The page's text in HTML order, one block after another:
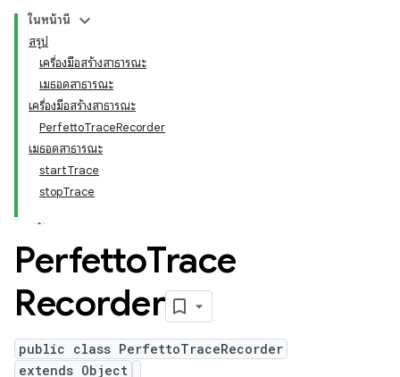
ในหน้านี้
สรุป
เครื่องมือสร้างสาธารณะ
เมธอดสาธารณะ
เครื่องมือสร้างสาธารณะ
PerfettoTraceRecorder
เมธอดสาธารณะ
startTrace
stopTrace
PerfettoTrace
Recorder
public class PerfettoTraceRecorder
extends Object